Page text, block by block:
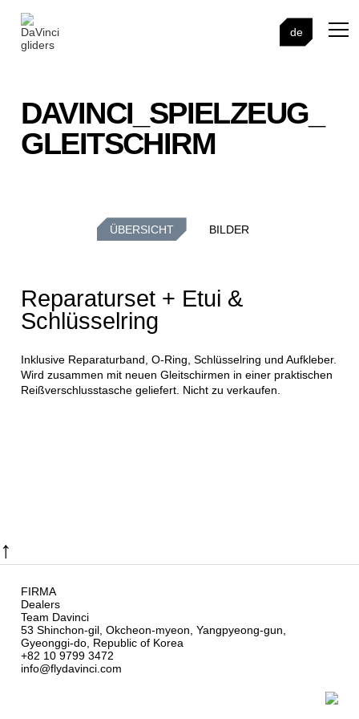
de
DAVINCI_SPIELZEUG_
GLEITSCHIRM
ÜBERSICHT BILDER
Reparaturset + Etui &
Schlüsselring
Inklusive Reparaturband, O-Ring, Schlüsselring und Aufkleber.
Wird zusammen mit neuen Gleitschirmen in einer praktischen
Reißverschlusstasche geliefert. Nicht zu verkaufen.
↑
FIRMA
Dealers
Team Davinci
53 Shinchon-gil, Okcheon-myeon, Yangpyeong-gun,
Gyeonggi-do, Republic of Korea
+82 10 9799 3472
info@flydavinci.com